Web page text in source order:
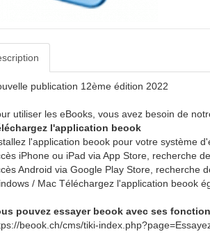
publication 12ème édition 2022
utiliser les eBooks, vous avez besoin de
l'application beook
l'application beook pour votre système
iPhone ou iPad via App Store, recherche
Android via Google Play Store, recherche
/ Mac Téléchargez l'application beook
pouvez essayer beook avec ses
beook.ch/cms/tiki-